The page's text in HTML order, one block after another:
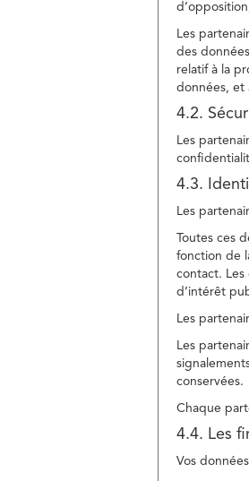
Les
des
relatif à la
données, et
4.2.
Les
4.3.
Les
Toutes ces
fonction de
contact. Les
d’intérêt
Les
Les
conservées.
Chaque
4.4. Les
Vos